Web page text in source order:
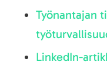
Työnantajan
LinkedIn-